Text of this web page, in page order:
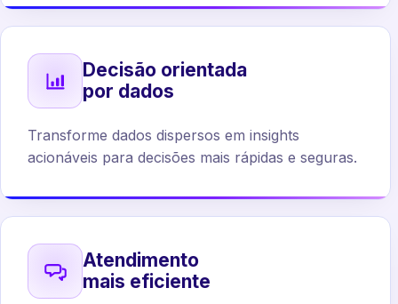
Decisão orientada
por dados
Transforme dados dispersos em insights
acionáveis para decisões mais rápidas e seguras.
Atendimento
mais eficiente